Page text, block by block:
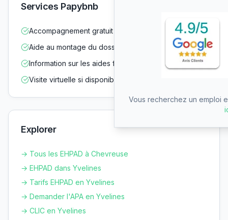
Services Papybnb
Accompagnement gratuit dans vos démarches
Aide au montage du dossier d'admission
Information sur les aides financières
Visite virtuelle si disponible
Explorer
→ Tous les EHPAD à Chevreuse
→ EHPAD dans Yvelines
→ Tarifs EHPAD en Yvelines
→ Demander l'APA en Yvelines
→ CLIC en Yvelines
Vous recherchez un emploi